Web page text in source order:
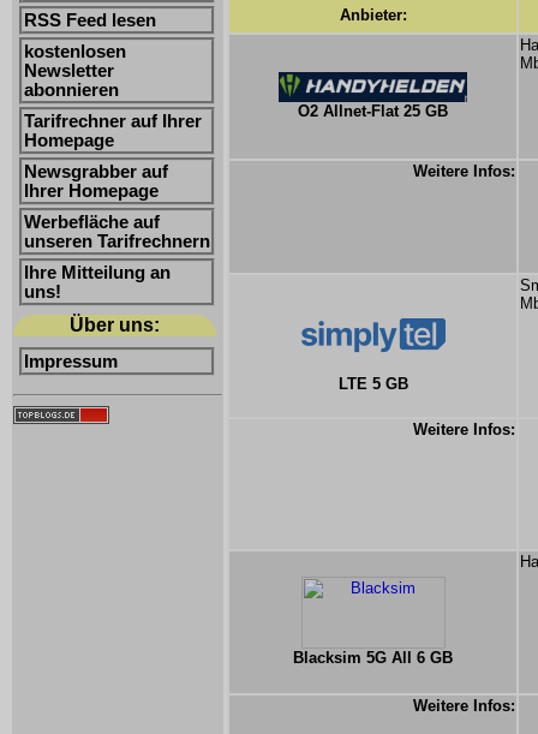
RSS Feed lesen
kostenlosen
Newsletter
abonnieren
Tarifrechner auf Ihrer
Homepage
Newsgrabber auf
Ihrer Homepage
Werbefläche auf
unseren Tarifrechnern
Ihre Mitteilung an
uns!
Über uns:
Impressum
Anbieter:
O2 Allnet-Flat 25 GB
Weitere Infos:
LTE 5 GB
Weitere Infos:
Blacksim 5G All 6 GB
Weitere Infos: